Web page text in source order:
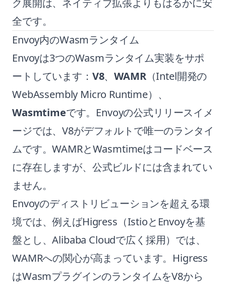
ク展開は、ネイティブ拡張よりもはるかに安
全です。
Envoy内のWasmランタイム
Envoyは3つのWasmランタイム実装をサポ
ートしています： V8、WAMR（Intel開発の
WebAssembly Micro Runtime）、
Wasmtimeです。Envoyの公式リリースイメ
ージでは、V8がデフォルトで唯一のランタイ
ムです。WAMRとWasmtimeはコードベース
に存在しますが、公式ビルドには含まれてい
ません。
Envoyのディストリビューションを超える環
境では、例えばHigress（IstioとEnvoyを基
盤とし、Alibaba Cloudで広く採用）では、
WAMRへの関心が高まっています。Higress
はWasmプラグインのランタイムをV8から